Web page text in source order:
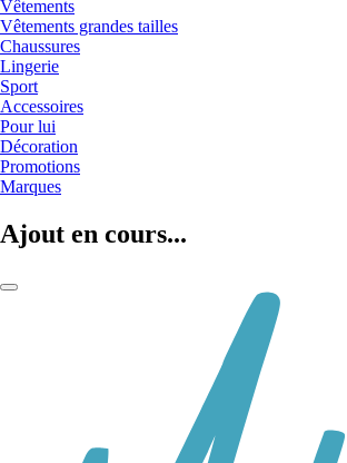
Vêtements
Vêtements grandes tailles
Chaussures
Lingerie
Sport
Accessoires
Pour lui
Décoration
Promotions
Marques
Ajout en cours...